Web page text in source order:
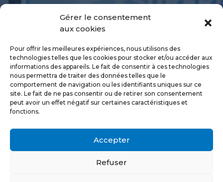
Gérer le consentement
aux cookies
Pour offrir les meilleures expériences, nous utilisons des
technologies telles que les cookies pour stocker et/ou accéder aux
informations des appareils. Le fait de consentir à ces technologies
nous permettra de traiter des données telles que le
comportement de navigation ou les identifiants uniques sur ce
site. Le fait de ne pas consentir ou de retirer son consentement
peut avoir un effet négatif sur certaines caractéristiques et
fonctions.
Accepter
Refuser
Informations
Mentions légales
Politique de confidentialité
Politique de cookies
Nous contacter
Découvrir Surfrider Foundation Europe